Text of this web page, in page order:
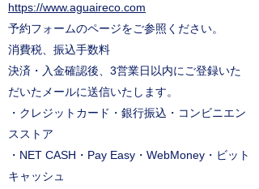
https://www.aguaireco.com
予約フォームのページをご参照ください。
消費税、振込手数料
決済・入金確認後、3営業日以内にご登録いた
だいたメールに送信いたします。
・クレジットカード・銀行振込・コンビニエン
スストア
・NET CASH・Pay Easy・WebMoney・ビット
キャッシュ